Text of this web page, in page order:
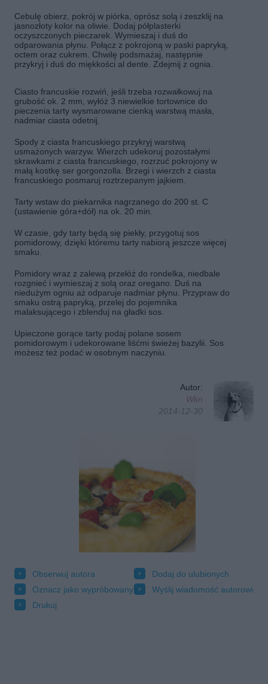
Cebulę obierz, pokrój w piórka, oprósz solą i zeszklij na
jasnozłoty kolor na oliwie. Dodaj półplasterki
oczyszczonych pieczarek. Wymieszaj i duś do
odparowania płynu. Połącz z pokrojoną w paski papryką,
octem oraz cukrem. Chwilę podsmażaj, następnie
przykryj i duś do miękkości al dente. Zdejmij z ognia.
Ciasto francuskie rozwiń, jeśli trzeba rozwałkowuj na
grubość ok. 2 mm, wyłóż 3 niewielkie tortownice do
pieczenia tarty wysmarowane cienką warstwą masła,
nadmiar ciasta odetnij.
Spody z ciasta francuskiego przykryj warstwą
usmażonych warzyw. Wierzch udekoruj pozostałymi
skrawkami z ciasta francuskiego, rozrzuć pokrojony w
małą kostkę ser gorgonzolla. Brzegi i wierzch z ciasta
francuskiego posmaruj roztrzepanym jajkiem.
Tarty wstaw do piekarnika nagrzanego do 200 st. C
(ustawienie góra+dół) na ok. 20 min.
W czasie, gdy tarty będą się piekły, przygotuj sos
pomidorowy, dzięki któremu tarty nabiorą jeszcze więcej
smaku.
Pomidory wraz z zalewą przełóż do rondelka, niedbale
rozgnieć i wymieszaj z solą oraz oregano. Duś na
niedużym ogniu aż odparuje nadmiar płynu. Przypraw do
smaku ostrą papryką, przelej do pojemnika
malaksującego i zblenduj na gładki sos.
Upieczone gorące tarty podaj polane sosem
pomidorowym i udekorowane liśćmi świeżej bazylii. Sos
możesz też podać w osobnym naczyniu.
Autor:
Wkn
2014-12-30
Obserwuj autora
Dodaj do ulubionych
Oznacz jako wypróbowany
Wyślij wiadomość autorowi
Drukuj